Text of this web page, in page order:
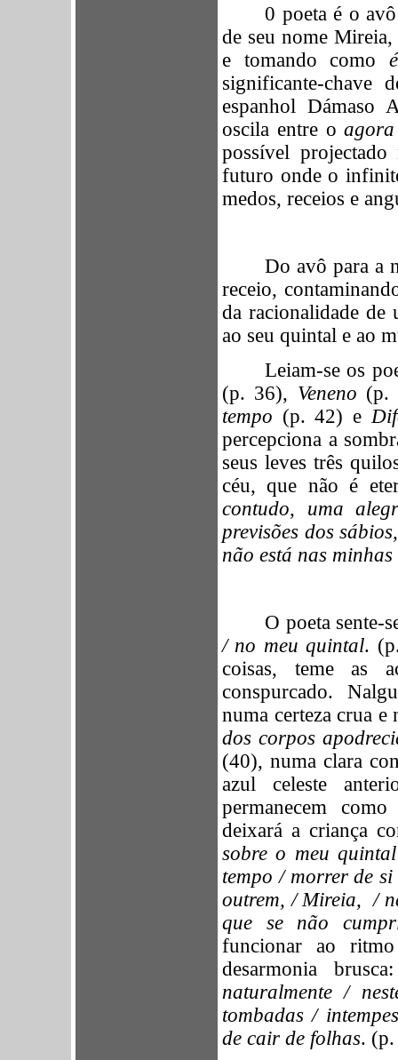
0 poeta é o
de seu nome
e tomando como
significante-chave
espanhol Dámaso
oscila entre oagora
possível
futuro onde o
medos, receios e
Do avô para a
receio,
da racionalidade de
ao seu quintal e ao
Leiam-se os
(p. 36), Veneno
tempo (p. 42) e
percepciona a
seus leves três
céu, que não é
contudo, uma
previsões dos
não está nas
O poeta sente-
/ no meu quintal.
coisas, teme as
conspurcado.
numa certeza crua e
dos corpos
(40), numa clara
azul celeste
permanecem
deixará a criança
sobre o meu
tempo / morrer de
outrem, / Mireia, /
que se não
funcionar ao
desarmonia
naturalmente /
tombadas /
de cair de folhas.